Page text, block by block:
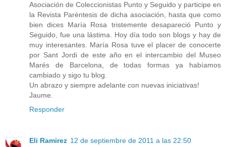
Asociación de Coleccionistas Punto y Seguido y participe en
la Revista Paréntesis de dicha asociación, hasta que como
bien dices María Rosa tristemente desapareció Punto y
Seguido, fue una lástima. Hoy día todo son blogs y hay de
muy interesantes. María Rosa tuve el placer de conocerte
por Sant Jordi de este año en el intercambio del Museo
Marés de Barcelona, de todas formas ya habíamos
cambiado y sigo tu blog.
Un abrazo y siempre adelante con nuevas iniciativas!
Jaume.
Responder
Eli Ramirez 12 de septiembre de 2011 a las 22:50